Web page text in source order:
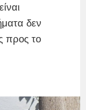
δεν
προς το